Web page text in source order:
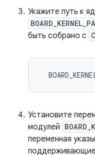
Укажите путь к
быть собрано с
Установите
модулей
переменная
поддерживающие